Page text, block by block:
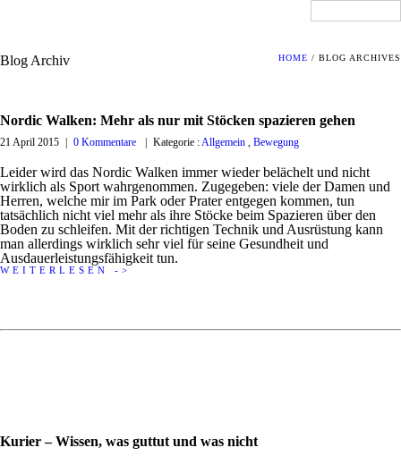
Blog Archiv HOME / BLOG ARCHIVES
Nordic Walken: Mehr als nur mit Stöcken spazieren gehen
21 April 2015 0 Kommentare Kategorie :Allgemein , Bewegung
Leider wird das Nordic Walken immer wieder belächelt und nicht
wirklich als Sport wahrgenommen. Zugegeben: viele der Damen und
Herren, welche mir im Park oder Prater entgegen kommen, tun
tatsächlich nicht viel mehr als ihre Stöcke beim Spazieren über den
Boden zu schleifen. Mit der richtigen Technik und Ausrüstung kann
man allerdings wirklich sehr viel für seine Gesundheit und
Ausdauerleistungsfähigkeit tun.
WEITERLESEN ->
Kurier – Wissen, was guttut und was nicht